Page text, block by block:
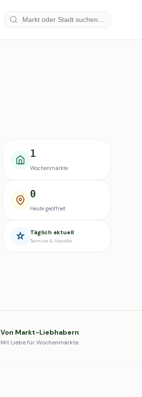
1
Wochenmärkte
0
Heute geöffnet
Täglich aktuell
Termine & Händler
Von Markt-Liebhabern
Mit Liebe für Wochenmärkte